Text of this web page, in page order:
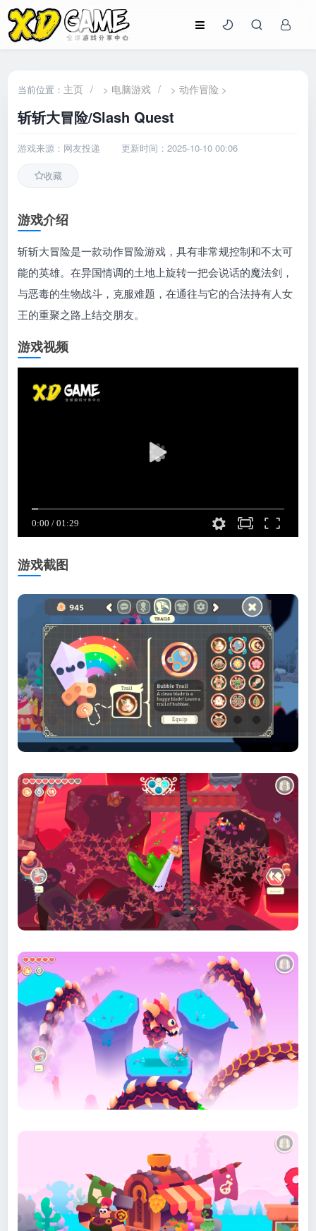
当前位置： 主页 / > 电脑游戏 / >动作冒险 >
斩斩大冒险/Slash Quest
游戏来源：网友投递 更新时间：2025-10-10 00:06
收藏
游戏介绍
斩斩大冒险是一款动作冒险游戏，具有非常规控制和不太可
能的英雄。在异国情调的土地上旋转一把会说话的魔法剑，
与恶毒的生物战斗，克服难题，在通往与它的合法持有人女
王的重聚之路上结交朋友。
游戏视频
游戏截图